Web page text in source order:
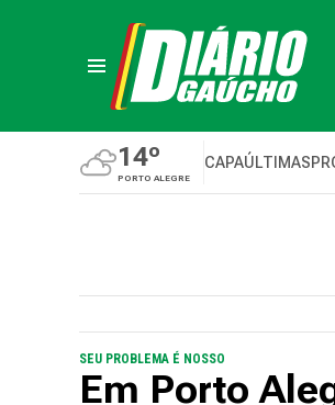
14º
PORTO ALEGRE
CAPAÚLTIMAS
SEU PROBLEMA É NOSSO
Em Porto